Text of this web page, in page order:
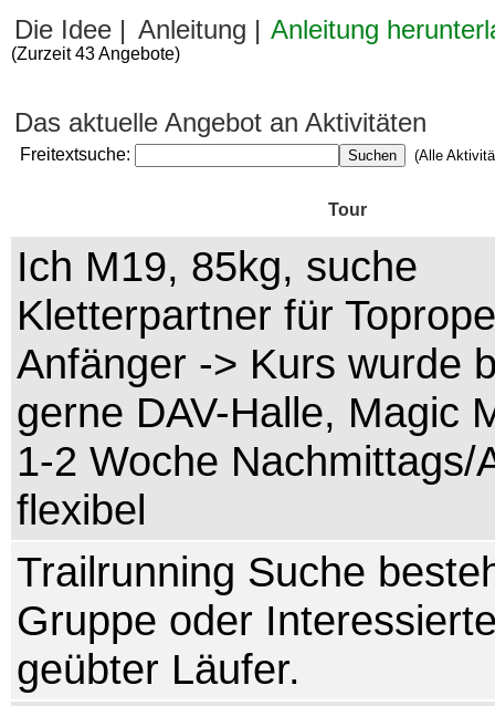
Die Idee | Anleitung | Anleitung
Das aktuelle Angebot an Aktivitäten
Freitextsuche: Suchen (Alle
(Zurzeit 43 Angebote)
Tour
Ich M19, 85kg, suche
Kletterpartner für
Anfänger -> Kurs wurde
gerne DAV-Halle, Magic
1-2 Woche Nachmittags/
flexibel
Trailrunning Suche
Gruppe oder
geübter Läufer.